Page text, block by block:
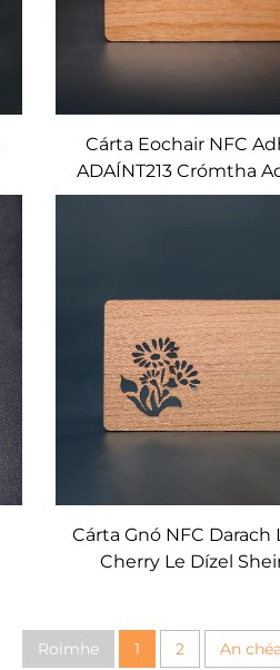
Cárta Eochair NFC
ADAÍNT213 Crómtha
Bambas
Cárta Gnó NFC Darach
Cherry Le Dízel
Roimhe 1 2 An